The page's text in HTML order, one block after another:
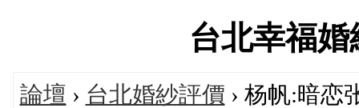
台北幸福
論壇 › 台北婚紗評價 › 杨帆:暗恋